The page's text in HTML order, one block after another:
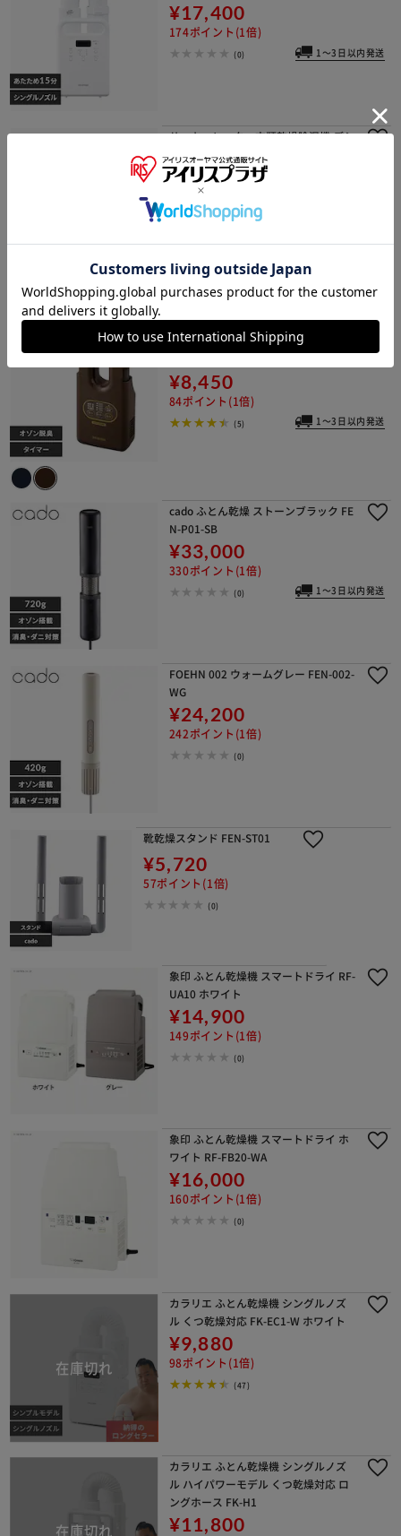
¥17,400
174ポイント(1倍)
(0) 1～3日以内発送
サーキュレーター衣類乾燥除湿機 デシ
カント式 15畳 5.8L 静音 1台3役 IJDC-
P60-C アイボリー
¥23,800
238ポイント(1倍)
【オゾン脱臭】 カラリエ くつ乾燥機 2
足同時乾燥 低騒音 タイマー付 KSD-C2
¥8,450
84ポイント(1倍)
(5) 1～3日以内発送
cado ふとん乾燥 ストーンブラック FE
N-P01-SB
¥33,000
330ポイント(1倍)
(0) 1～3日以内発送
FOEHN 002 ウォームグレー FEN-002-
WG
¥24,200
242ポイント(1倍)
(0)
靴乾燥スタンド FEN-ST01
¥5,720
57ポイント(1倍)
(0)
象印 ふとん乾燥機 スマートドライ RF-
UA10 ホワイト
¥14,900
149ポイント(1倍)
(0)
象印 ふとん乾燥機 スマートドライ ホ
ワイト RF-FB20-WA
¥16,000
160ポイント(1倍)
(0)
カラリエ ふとん乾燥機 シングルノズ
ル くつ乾燥対応 FK-EC1-W ホワイト
¥9,880
98ポイント(1倍)
(47)
カラリエ ふとん乾燥機 シングルノズ
ル ハイパワーモデル くつ乾燥対応 ロ
ングホース FK-H1
¥11,800